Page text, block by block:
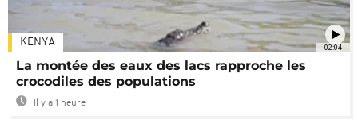
02:04
KENYA
La montée des eaux des lacs rapproche les
crocodiles des populations
Il y a 1 heure